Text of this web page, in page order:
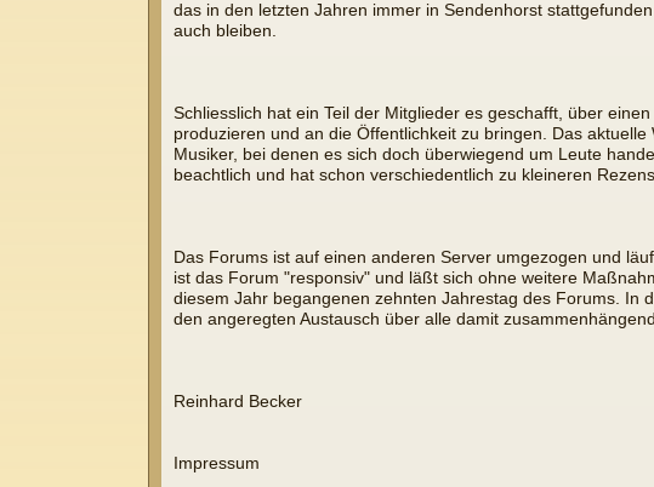
das in den letzten Jahren immer in Sendenhorst
auch bleiben.
Schliesslich hat ein Teil der Mitglieder es geschafft, über
produzieren und an die Öffentlichkeit zu bringen. Das
Musiker, bei denen es sich doch überwiegend um Leute
beachtlich und hat schon verschiedentlich zu kleineren
Das Forums ist auf einen anderen Server umgezogen und
ist das Forum "responsiv" und läßt sich ohne weitere
diesem Jahr begangenen zehnten Jahrestag des Forums. In
den angeregten Austausch über alle damit
Reinhard Becker
Impressum